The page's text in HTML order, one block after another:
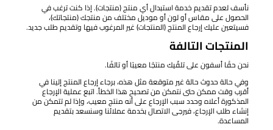
نأسف لعدم تقديم خدمة استبدال أي منتج (منتجات). إذا كنت ترغب في
الحصول على مقاس أو لون أو موديل مختلف من منتجك (منتجاتك)،
فسيتعين عليك إرجاع المنتج (المنتجات) غير المرغوب فيها وتقديم طلب جديد.
المنتجات التالفة
نحن حقًا أسفون على تلقّيك منتجًا معيبًا أو تالفًا.
وفي حالة حدوث حالة غير متوقعة مثل هذه، برجاء إرجاع المنتج إلينا في
أقرب وقت ممكن حتى نتمكن من تصحيح هذا الخطأ. اتبع عملية الإرجاع
المذكورة أعلاه وحدد سبب الإرجاع على أنه منتج معيب، وإذا لم تتمكن من
إنشاء طلب الإرجاع، فيرجى الاتصال بخدمة عملائنا وسنسعد بتقديم
المساعدة.